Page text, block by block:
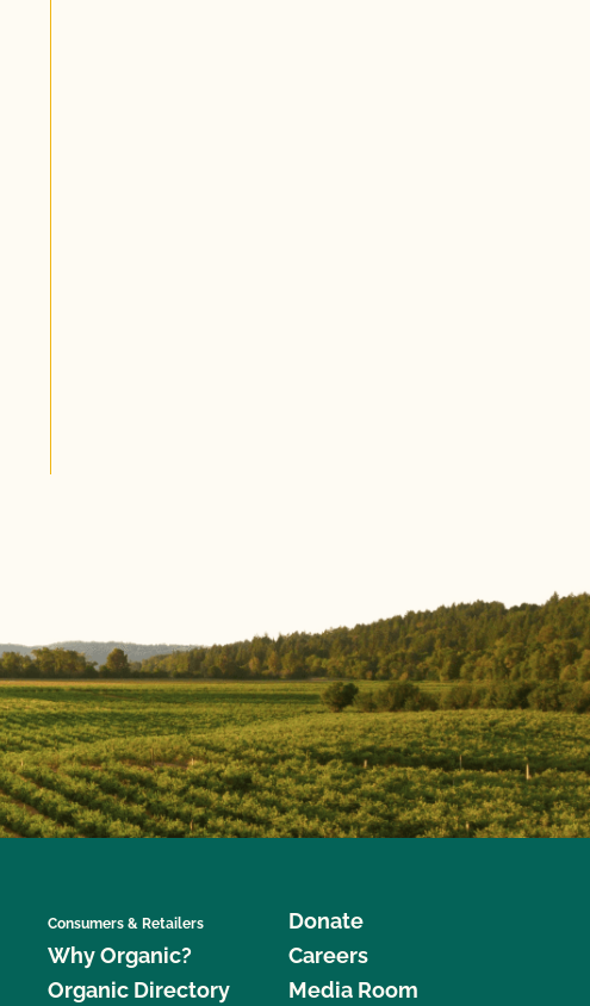
Consumers & Retailers
Why Organic?
Organic Directory
Donate
Careers
Media Room